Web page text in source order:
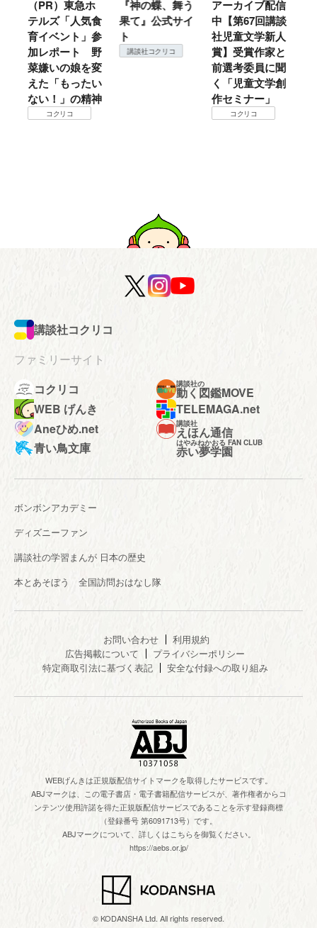
（PR）東急ホ
テルズ「人気食
育イベント」参
加レポート 野
菜嫌いの娘を変
えた「もったい
ない！」の精神
コクリコ
『神の蝶、舞う
果て』公式サイ
ト
講談社コクリコ
アーカイブ配信
中【第67回講談
社児童文学新人
賞】受賞作家と
前選考委員に聞
く「児童文学創
作セミナー」
コクリコ
講談社コクリコ
ファミリーサイト
コクリコ
講談社の
動く図鑑MOVE
WEB げんき
TELEMAGA.net
Aneひめ.net
講談社
えほん通信
青い鳥文庫
はやみねかおる FAN CLUB
赤い夢学園
ボンボンアカデミー
ディズニーファン
講談社の学習まんが 日本の歴史
本とあそぼう 全国訪問おはなし隊
お問い合わせ
利用規約
広告掲載について
プライバシーポリシー
特定商取引法に基づく表記
安全な付録への取り組み
WEBげんきは正規版配信サイトマークを取得したサービスです。
ABJマークは、この電子書店・電子書籍配信サービスが、著作権者からコ
ンテンツ使用許諾を得た正規版配信サービスであることを示す登録商標
（登録番号 第6091713号）です。
ABJマークについて、詳しくはこちらを御覧ください。
https://aebs.or.jp/
© KODANSHA Ltd. All rights reserved.